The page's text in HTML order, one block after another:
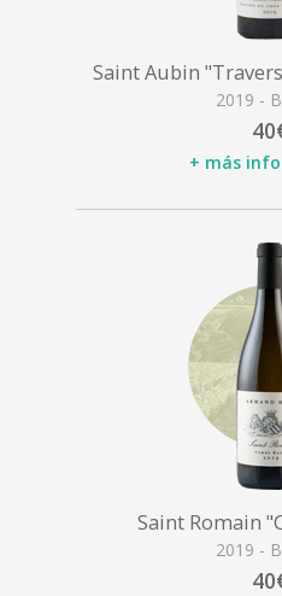
Saint Aubin
2019 -
+ más
Saint Romain
2019 -